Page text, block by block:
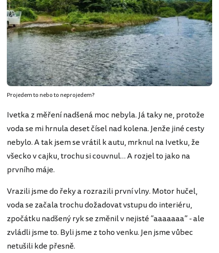
Projedem to nebo to neprojedem?
Ivetka z měření nadšená moc nebyla. Já taky ne, protože
voda se mi hrnula deset čísel nad kolena. Jenže jiné cesty
nebylo. A tak jsem se vrátil k autu, mrknul na Ivetku, že
všecko v cajku, trochu si couvnul… A rozjel to jako na
prvního máje.
Vrazili jsme do řeky a rozrazili první vlny. Motor hučel,
voda se začala trochu dožadovat vstupu do interiéru,
zpočátku nadšený ryk se změnil v nejisté “aaaaaaa” - ale
zvládli jsme to. Byli jsme z toho venku. Jen jsme vůbec
netušili kde přesně.